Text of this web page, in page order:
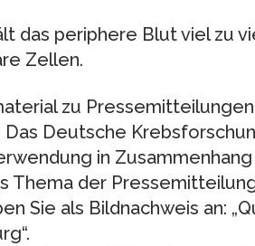
das periphere Blut viel zu
Zellen.
zu Pressemitteilungen
Deutsche
in
Thema der
Sie als Bildnachweis an: